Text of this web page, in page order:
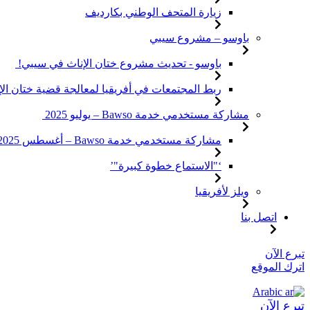
زيارة المتحف الوطني بكارديف
باوسو – مشروع سيبي
باوسو - تحديث مشروع ختان الإناث في سيبي!
ربط المجتمعات في أفريقيا لمعالجة قضية ختان
مشاركة مستخدمي خدمة Bawso – يوليو 2025
مشاركة مستخدمي خدمة Bawso – أغسطس 2025
‘"الاستماع خطوة كبيرة"’
ويلز لأفريقيا
اتصل بنا
تخطى
الى
تبرع الآن
اترك الموقع
تبرع الآن